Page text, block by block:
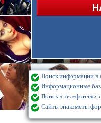
Поиск информации в
Информационные
Поиск в телефонных
Сайты знакомств,